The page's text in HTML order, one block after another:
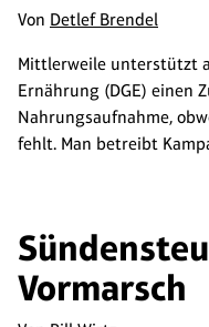
Von Detlef Brendel
Mittlerweile unterstützt
Ernährung (DGE) einen
Nahrungsaufnahme,
fehlt. Man betreibt
Vormarsch